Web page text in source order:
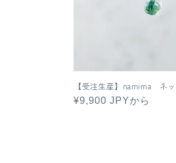
【受注生産】namima ネ
通
¥9,900 JPYから